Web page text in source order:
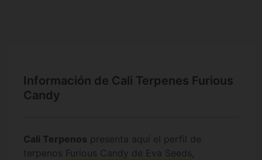
Información de Cali Terpenes Furious
Candy
Cali Terpenos presenta aquí el perfil de
terpenos Furious Candy de Eva Seeds,